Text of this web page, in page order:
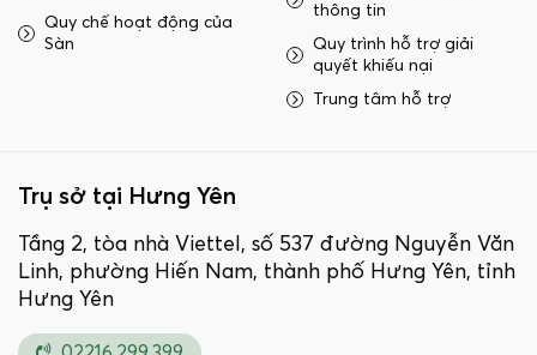
Quy chế hoạt động của
Sàn
thông tin
Quy trình hỗ trợ giải
quyết khiếu nại
Trung tâm hỗ trợ
Trụ sở tại Hưng Yên
Tầng 2, tòa nhà Viettel, số 537 đường Nguyễn Văn
Linh, phường Hiến Nam, thành phố Hưng Yên, tỉnh
Hưng Yên